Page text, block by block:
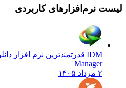
نرم‌افزارهای کاربردی
IDM قدرتمندترین نرم افزار دانلود
Manager